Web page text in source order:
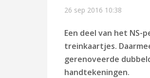
26 sep 2016 10:38
Een deel van het
treinkaartjes.
gerenoveerde
handtekeningen.